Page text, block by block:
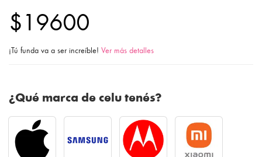
$19600
¡Tú funda va a ser increíble! Ver más detalles
¿Qué marca de celu tenés?